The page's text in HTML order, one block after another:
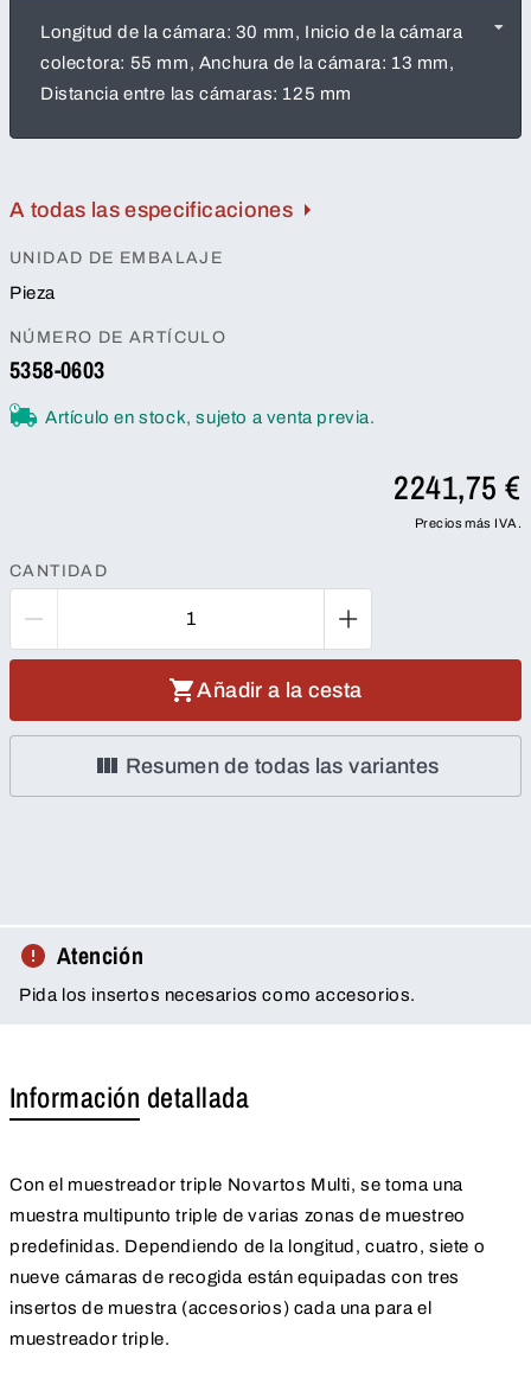
Longitud de la cámara: 30 mm, Inicio de la cámara
colectora: 55 mm, Anchura de la cámara: 13 mm,
Distancia entre las cámaras: 125 mm
A todas las especificaciones
UNIDAD DE EMBALAJE
Pieza
NÚMERO DE ARTÍCULO
5358-0603
Artículo en stock, sujeto a venta previa.
2241,75 €
Precios más IVA.
CANTIDAD
Añadir a la cesta
Resumen de todas las variantes
Atención
Pida los insertos necesarios como accesorios.
Información detallada
Con el muestreador triple Novartos Multi, se toma una
muestra multipunto triple de varias zonas de muestreo
predefinidas. Dependiendo de la longitud, cuatro, siete o
nueve cámaras de recogida están equipadas con tres
insertos de muestra (accesorios) cada una para el
muestreador triple.